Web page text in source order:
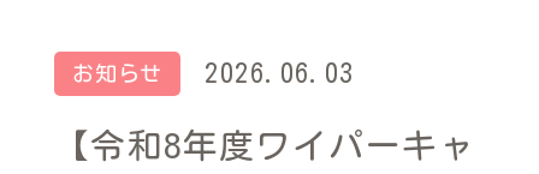
お知らせ 2026.06.03
【令和8年度ワイパーキャ